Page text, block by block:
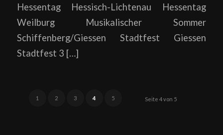
Hessentag Hessisch-Lichtenau Hessentag
Weilburg Musikalischer Sommer
Schiffenberg/Giessen Stadtfest Giessen
Stadtfest 3 […]
Seite 4 von 5
1 2 3 4 5